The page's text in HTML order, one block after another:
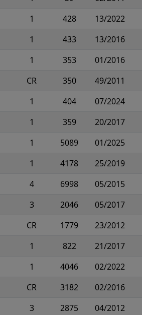
1 428 13/2022
1 433 13/2016
1 353 01/2016
CR 350 49/2011
1 404 07/2024
1 359 20/2017
1 5089 01/2025
1 4178 25/2019
4 6998 05/2015
3 2046 05/2017
CR 1779 23/2012
1 822 21/2017
1 4046 02/2022
CR 3182 02/2016
3 2875 04/2012